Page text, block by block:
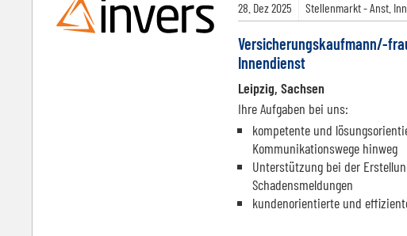
28. Dez2025 Stellenmarkt - Anst.
Versicherungskaufmann/-
Innendienst
Leipzig, Sachsen
Ihre Aufgaben bei uns:
kompetente und
Kommunikationswege hinweg
Unterstützung bei der
Schadensmeldungen
kundenorientierte und